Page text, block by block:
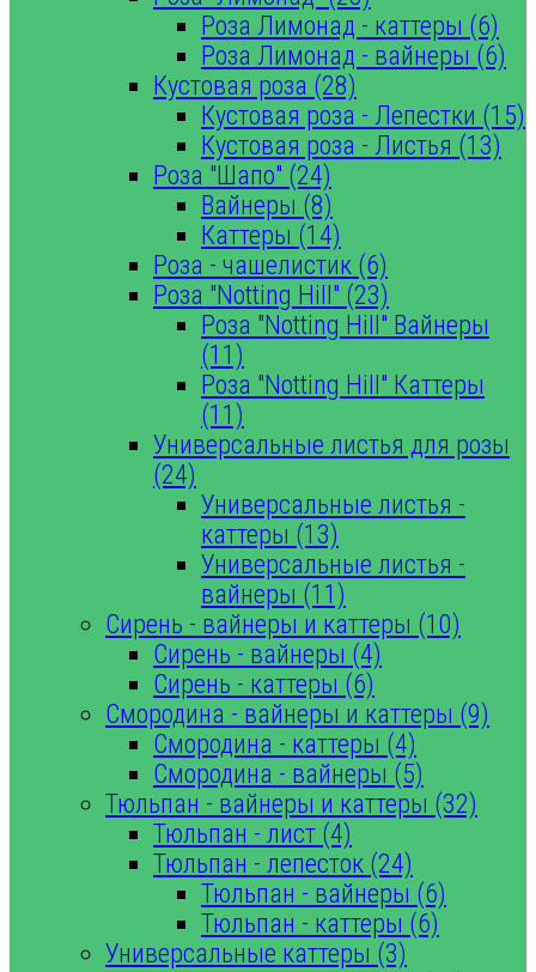
Роза Лимонад - каттеры (6)
Роза Лимонад - вайнеры (6)
Кустовая роза (28)
Кустовая роза - Лепестки (15)
Кустовая роза - Листья (13)
Роза "Шапо" (24)
Вайнеры (8)
Каттеры (14)
Роза - чашелистик (6)
Роза "Notting Hill" (23)
Роза "Notting Hill" Вайнеры
(11)
Роза "Notting Hill" Каттеры
(11)
Универсальные листья для розы
(24)
Универсальные листья -
каттеры (13)
Универсальные листья -
вайнеры (11)
Сирень - вайнеры и каттеры (10)
Сирень - вайнеры (4)
Сирень - каттеры (6)
Смородина - вайнеры и каттеры (9)
Смородина - каттеры (4)
Смородина - вайнеры (5)
Тюльпан - вайнеры и каттеры (32)
Тюльпан - лист (4)
Тюльпан - лепесток (24)
Тюльпан - вайнеры (6)
Тюльпан - каттеры (6)
Универсальные каттеры (3)